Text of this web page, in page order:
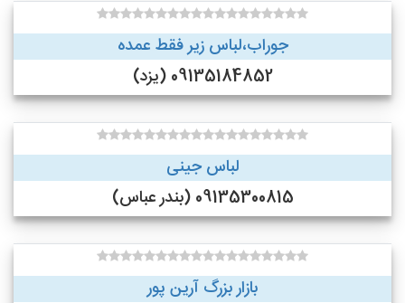
جوراب،لباس زیر فقط عمده
09135184852 (یزد)
لباس جینی
09135300815 (بندر عباس)
بازار بزرگ آرین پور